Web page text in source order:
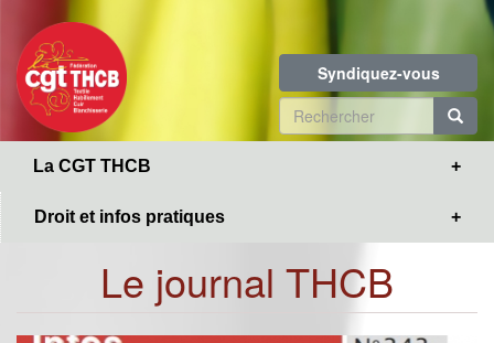
contenu
principal
Syndiquez-vous
Formulaire
de
La CGT THCB
Droit et infos pratiques
Le journal THCB